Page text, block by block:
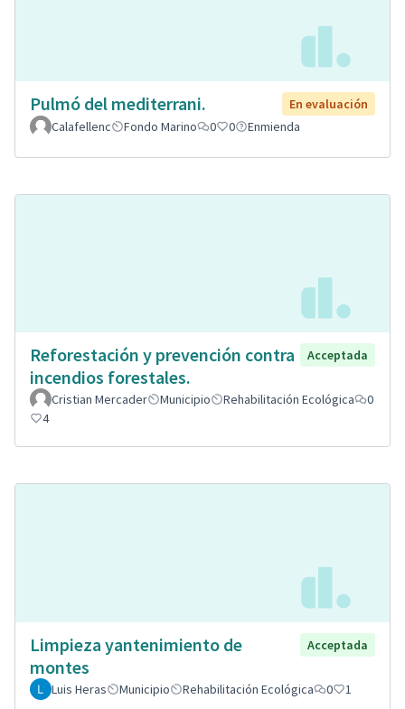
Pulmó del mediterrani.
En evaluación
Calafellenc
Fondo Marino 0 0 Enmienda
Reforestación y prevención contra
incendios forestales.
Acceptada
Cristian Mercader Municipio Rehabilitación Ecológica
0
4
Limpieza yantenimiento de
montes
Acceptada
Luis Heras Municipio Rehabilitación Ecológica 0 1